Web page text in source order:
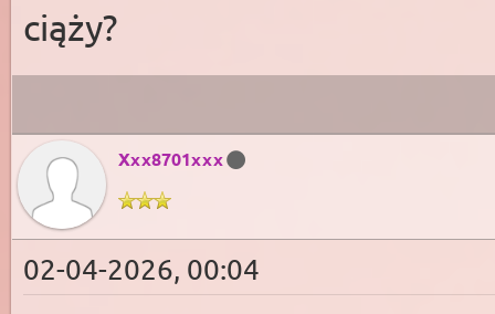
ciąży?
Xxx8701xxx
02-04-2026, 00:04